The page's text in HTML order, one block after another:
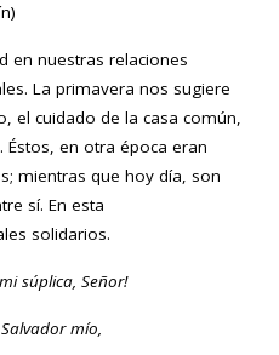
en nuestras relaciones
La primavera nos sugiere
el cuidado de la casa común,
en otra época eran
mientras que hoy día, son
sí. En esta
solidarios.
súplica, Señor!
mío,